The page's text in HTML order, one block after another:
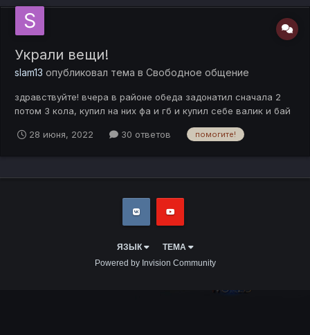
Украли вещи!
slam13 опубликовал тема в Свободное общение
здравствуйте! вчера в районе обеда задонатил сначала 2
потом 3 кола, купил на них фа и гб и купил себе валик и бай
своим делам! В итоге заходя вечером зашел в игру и понял
28 июня, 2022 30 ответов помогите!
ЯЗЫК
ТЕМА
Powered by Invision Community